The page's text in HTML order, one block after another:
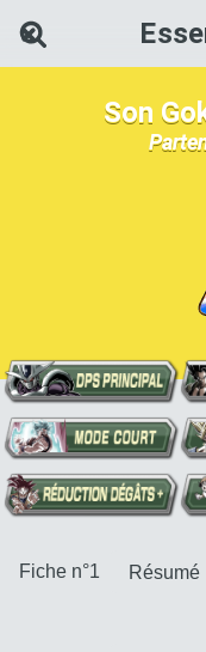
Son
Fiche n°1